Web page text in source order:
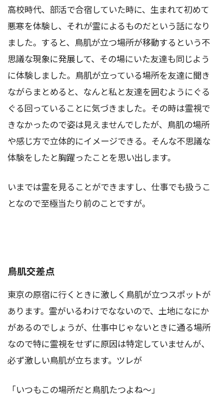
高校時代、部活で合宿していた時に、生まれて初めて
悪寒を体験し、それが霊によるものだという話になり
ました。すると、鳥肌が立つ場所が移動するという不
思議な現象に発展して、その場にいた友達も同じよう
に体験しました。鳥肌が立っている場所を友達に聞き
ながらまとめると、なんと私と友達を囲むようにぐる
ぐる回っていることに気づきました。その時は霊視で
きなかったので姿は見えませんでしたが、鳥肌の場所
や感じ方で立体的にイメージできる。そんな不思議な
体験をしたと胸躍ったことを思い出します。
いまでは霊を見ることができますし、仕事でも扱うこ
となので至極当たり前のことですが。
鳥肌交差点
東京の原宿に行くときに激しく鳥肌が立つスポットが
あります。霊がいるわけでなないので、土地になにか
があるのでしょうが、仕事中じゃないときに通る場所
なので特に霊視をせずに原因は特定していませんが、
必ず激しい鳥肌が立ちます。ツレが
「いつもこの場所だと鳥肌たつよね～」